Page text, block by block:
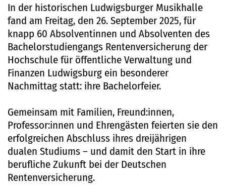
In der historischen Ludwigsburger Musikhalle
fand am Freitag, den 26. September 2025, für
knapp 60 Absolventinnen und Absolventen des
Bachelorstudiengangs Rentenversicherung der
Hochschule für öffentliche Verwaltung und
Finanzen Ludwigsburg ein besonderer
Nachmittag statt: ihre Bachelorfeier.
Gemeinsam mit Familien, Freund:innen,
Professor:innen und Ehrengästen feierten sie den
erfolgreichen Abschluss ihres dreijährigen
dualen Studiums – und damit den Start in ihre
berufliche Zukunft bei der Deutschen
Rentenversicherung.